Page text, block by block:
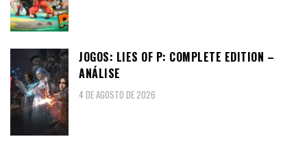
JOGOS: LIES OF P: COMPLETE EDITION –
ANÁLISE
4 DE AGOSTO DE 2026